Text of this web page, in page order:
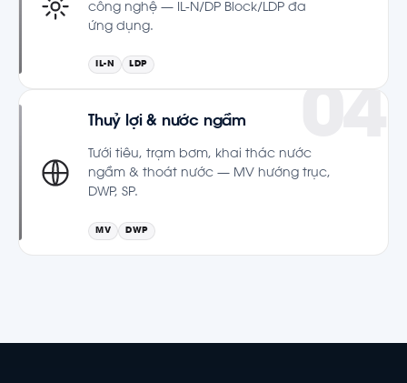
công nghệ — IL-N/DP Block/LDP đa
ứng dụng.
IL-N LDP
Thuỷ lợi & nước ngầm
Tưới tiêu, trạm bơm, khai thác nước
ngầm & thoát nước — MV hướng trục,
DWP, SP.
MV DWP